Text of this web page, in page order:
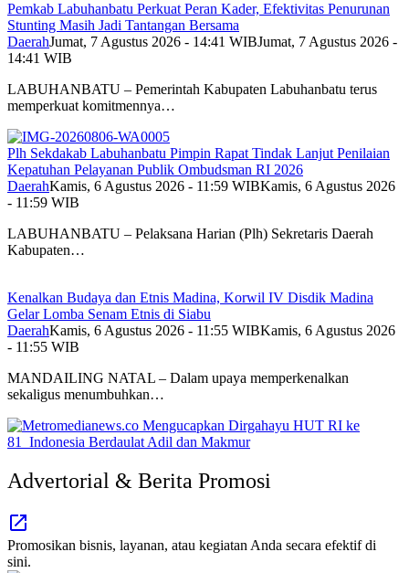
Pemkab Labuhanbatu Perkuat Peran Kader, Efektivitas Penurunan
Stunting Masih Jadi Tantangan Bersama
DaerahJumat, 7 Agustus 2026 - 14:41 WIBJumat, 7 Agustus 2026 -
14:41 WIB
LABUHANBATU – Pemerintah Kabupaten Labuhanbatu terus
memperkuat komitmennya…
Plh Sekdakab Labuhanbatu Pimpin Rapat Tindak Lanjut Penilaian
Kepatuhan Pelayanan Publik Ombudsman RI 2026
DaerahKamis, 6 Agustus 2026 - 11:59 WIBKamis, 6 Agustus 2026
- 11:59 WIB
LABUHANBATU – Pelaksana Harian (Plh) Sekretaris Daerah
Kabupaten…
Kenalkan Budaya dan Etnis Madina, Korwil IV Disdik Madina
Gelar Lomba Senam Etnis di Siabu
DaerahKamis, 6 Agustus 2026 - 11:55 WIBKamis, 6 Agustus 2026
- 11:55 WIB
MANDAILING NATAL – Dalam upaya memperkenalkan
sekaligus menumbuhkan…
Advertorial & Berita Promosi
Promosikan bisnis, layanan, atau kegiatan Anda secara efektif di
sini.